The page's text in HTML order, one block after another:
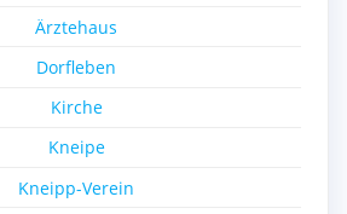
Ärztehaus
Dorfleben
Kirche
Kneipe
Kneipp-Verein